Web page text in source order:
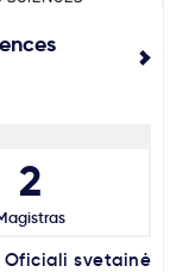
2
Oficiali svetainė